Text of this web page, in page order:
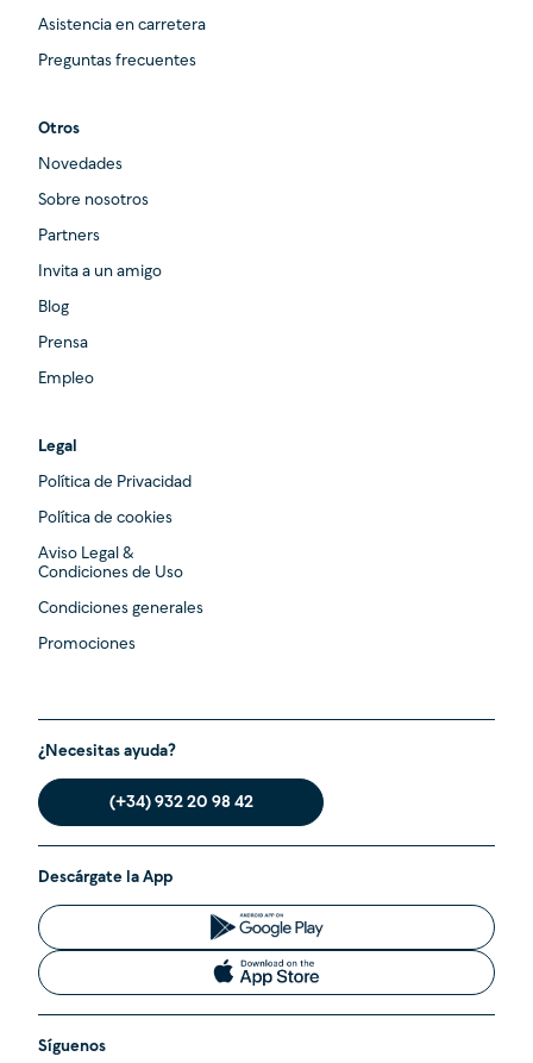
Asistencia en carretera
Preguntas frecuentes
Otros
Novedades
Sobre nosotros
Partners
Invita a un amigo
Blog
Prensa
Empleo
Legal
Política de Privacidad
Política de cookies
Aviso Legal &
Condiciones de Uso
Condiciones generales
Promociones
¿Necesitas ayuda?
(+34) 932 20 98 42
Descárgate la App
Síguenos